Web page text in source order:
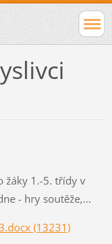
žáky 1.-5. třídy v
- hry soutěže,...
(13231)